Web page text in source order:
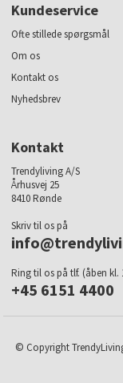
Kundeservice
Ofte stillede spørgsmål
Om os
Kontakt os
Nyhedsbrev
Kontakt
Trendyliving A/S
Århusvej 25
8410 Rønde
Skriv til os på
Ring til os på tlf. (åben kl.
+45 6151 4400
© Copyright